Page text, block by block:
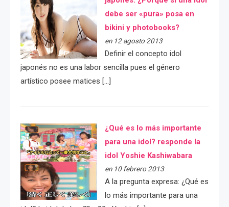
debe ser «pura» posa en
bikini y photobooks?
en 12 agosto 2013
Definir el concepto idol
japonés no es una labor sencilla pues el género
artístico posee matices […]
¿Qué es lo más importante
para una idol? responde la
idol Yoshie Kashiwabara
en 10 febrero 2013
A la pregunta expresa: ¿Qué es
lo más importante para una